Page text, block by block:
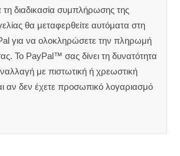
διαδικασία συμπλήρωσης της
θα μεταφερθείτε αυτόματα στη
για να ολοκληρώσετε την πληρωμή
Το PayPal™ σας δίνει τη δυνατότητα
με πιστωτική ή χρεωστική
αν δεν έχετε προσωπικό λογαριασμό